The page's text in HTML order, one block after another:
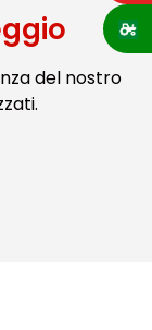
del nostro